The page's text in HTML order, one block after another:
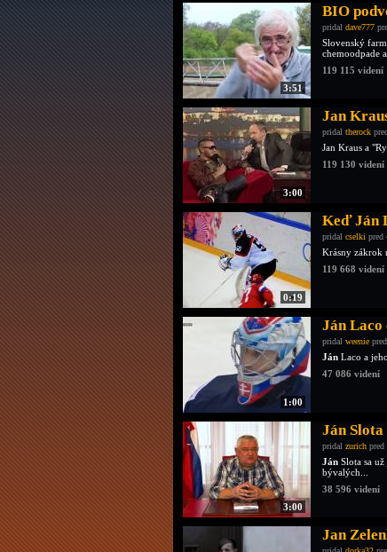
3:51
BIO
pridal dave777
Slovenský
chemoodpade a
119 115 videní
3:00
Jan
pridal therock
Jan Kraus a
119 130 videní
0:19
Keď Ján
pridal cselki pred
Krásny zákrok
119 668 videní
1:00
Ján
pridal weenie
Ján Laco a
47 086 videní
3:00
Ján
pridal zurich pred
Ján Slota sa
bývalých...
38 596 videní
Jan